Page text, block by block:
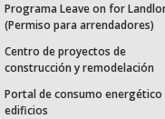
Programa Leave on for
(Permiso para arrendadores)
Centro de proyectos de
construcción y remodelación
Portal de consumo energético
edificios